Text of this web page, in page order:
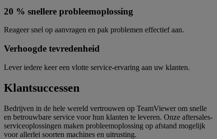
20 % snellere probleemoplossing
Reageer snel op aanvragen en pak problemen effectief aan.
Verhoogde tevredenheid
Lever iedere keer een vlotte service-ervaring aan uw klanten.
Klantsuccessen
Bedrijven in de hele wereld vertrouwen op TeamViewer om snelle
en betrouwbare service voor hun klanten te leveren. Onze aftersales-
serviceoplossingen maken probleemoplossing op afstand mogelijk
voor allerlei soorten machines en uitrusting.